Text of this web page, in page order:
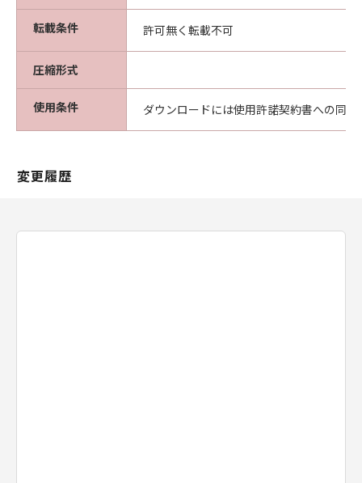
転載条件 許可無く転載不可
圧縮形式
使用条件 ダウンロードには使用許諾契約書への同意
変更履歴